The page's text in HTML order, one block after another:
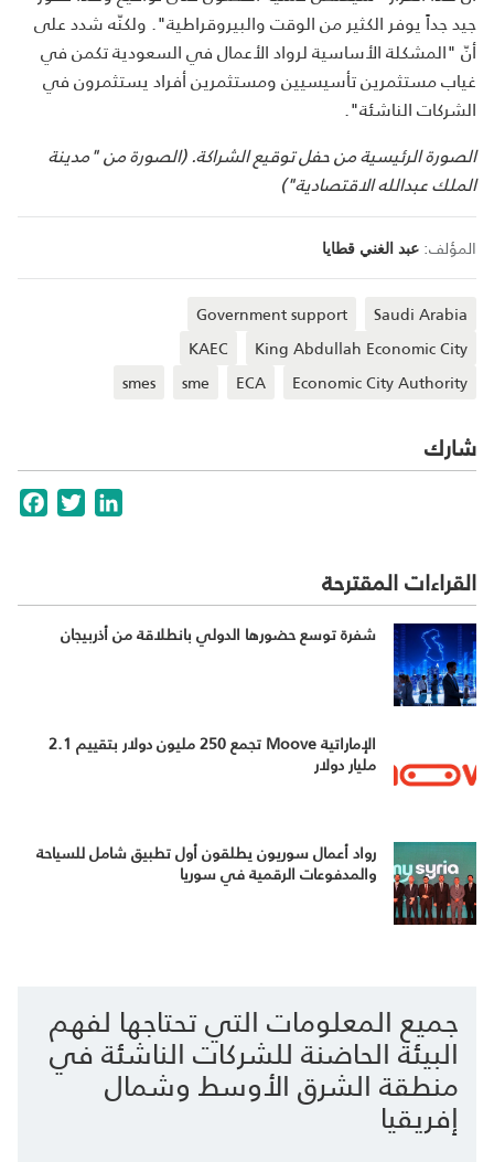
جيد جداً يوفر الكثير من الوقت والبيروقراطية". ولكنّه شدد على
أنّ "المشكلة الأساسية لرواد الأعمال في السعودية تكمن في
غياب مستثمرين تأسيسيين ومستثمرين أفراد يستثمرون في
الشركات الناشئة".
الصورة الرئيسية من حفل توقيع الشراكة. (الصورة من "مدينة
الملك عبدالله الاقتصادية")
المؤلف: عبد الغني قطايا
Saudi Arabia
Government support
King Abdullah Economic City
KAEC
Economic City Authority
ECA
sme
smes
شارك
TwitterLinkedIn
القراءات المقترحة
شفرة توسع حضورها الدولي بانطلاقة من أذربيجان
الإماراتية Moove تجمع 250 مليون دولار بتقييم 2.1
مليار دولار
رواد أعمال سوريون يطلقون أول تطبيق شامل للسياحة
والمدفوعات الرقمية في سوريا
جميع المعلومات التي تحتاجها لفهم
البيئة الحاضنة للشركات الناشئة في
منطقة الشرق الأوسط وشمال
إفريقيا